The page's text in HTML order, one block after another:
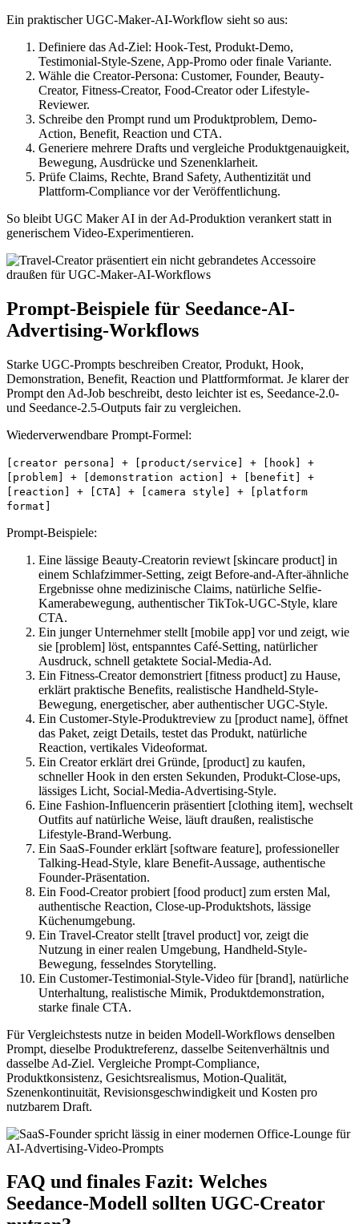
Ein praktischer UGC-Maker-AI-Workflow sieht so aus:
Definiere das Ad-Ziel: Hook-Test, Produkt-Demo,
Testimonial-Style-Szene, App-Promo oder finale Variante.
Wähle die Creator-Persona: Customer, Founder, Beauty-
Creator, Fitness-Creator, Food-Creator oder Lifestyle-
Reviewer.
Schreibe den Prompt rund um Produktproblem, Demo-
Action, Benefit, Reaction und CTA.
Generiere mehrere Drafts und vergleiche Produktgenauigkeit,
Bewegung, Ausdrücke und Szenenklarheit.
Prüfe Claims, Rechte, Brand Safety, Authentizität und
Plattform-Compliance vor der Veröffentlichung.
So bleibt UGC Maker AI in der Ad-Produktion verankert statt in
generischem Video-Experimentieren.
Prompt-Beispiele für Seedance-AI-
Advertising-Workflows
Starke UGC-Prompts beschreiben Creator, Produkt, Hook,
Demonstration, Benefit, Reaction und Plattformformat. Je klarer der
Prompt den Ad-Job beschreibt, desto leichter ist es, Seedance-2.0-
und Seedance-2.5-Outputs fair zu vergleichen.
Wiederverwendbare Prompt-Formel:
[creator persona] + [product/service] + [hook] +
[problem] + [demonstration action] + [benefit] +
[reaction] + [CTA] + [camera style] + [platform
format]
Prompt-Beispiele:
Eine lässige Beauty-Creatorin reviewt [skincare product] in
einem Schlafzimmer-Setting, zeigt Before-and-After-ähnliche
Ergebnisse ohne medizinische Claims, natürliche Selfie-
Kamerabewegung, authentischer TikTok-UGC-Style, klare
CTA.
Ein junger Unternehmer stellt [mobile app] vor und zeigt, wie
sie [problem] löst, entspanntes Café-Setting, natürlicher
Ausdruck, schnell getaktete Social-Media-Ad.
Ein Fitness-Creator demonstriert [fitness product] zu Hause,
erklärt praktische Benefits, realistische Handheld-Style-
Bewegung, energetischer, aber authentischer UGC-Style.
Ein Customer-Style-Produktreview zu [product name], öffnet
das Paket, zeigt Details, testet das Produkt, natürliche
Reaction, vertikales Videoformat.
Ein Creator erklärt drei Gründe, [product] zu kaufen,
schneller Hook in den ersten Sekunden, Produkt-Close-ups,
lässiges Licht, Social-Media-Advertising-Style.
Eine Fashion-Influencerin präsentiert [clothing item], wechselt
Outfits auf natürliche Weise, läuft draußen, realistische
Lifestyle-Brand-Werbung.
Ein SaaS-Founder erklärt [software feature], professioneller
Talking-Head-Style, klare Benefit-Aussage, authentische
Founder-Präsentation.
Ein Food-Creator probiert [food product] zum ersten Mal,
authentische Reaction, Close-up-Produktshots, lässige
Küchenumgebung.
Ein Travel-Creator stellt [travel product] vor, zeigt die
Nutzung in einer realen Umgebung, Handheld-Style-
Bewegung, fesselndes Storytelling.
Ein Customer-Testimonial-Style-Video für [brand], natürliche
Unterhaltung, realistische Mimik, Produktdemonstration,
starke finale CTA.
Für Vergleichstests nutze in beiden Modell-Workflows denselben
Prompt, dieselbe Produktreferenz, dasselbe Seitenverhältnis und
dasselbe Ad-Ziel. Vergleiche Prompt-Compliance,
Produktkonsistenz, Gesichtsrealismus, Motion-Qualität,
Szenenkontinuität, Revisionsgeschwindigkeit und Kosten pro
nutzbarem Draft.
FAQ und finales Fazit: Welches
Seedance-Modell sollten UGC-Creator